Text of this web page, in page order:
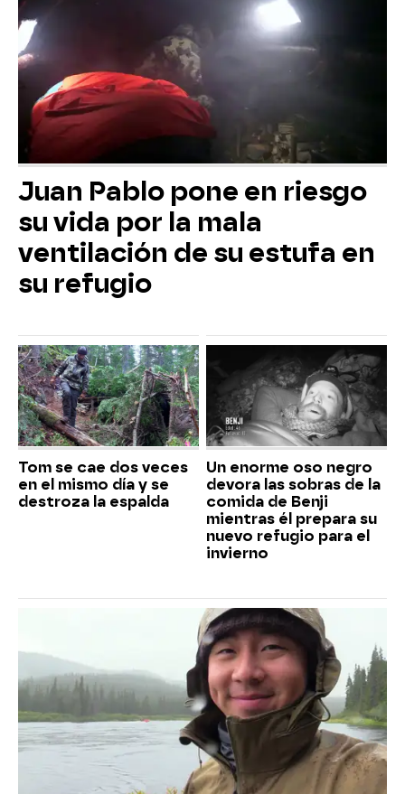
Juan Pablo pone en riesgo
su vida por la mala
ventilación de su estufa en
su refugio
Tom se cae dos veces
en el mismo día y se
destroza la espalda
Un enorme oso negro
devora las sobras de la
comida de Benji
mientras él prepara su
nuevo refugio para el
invierno